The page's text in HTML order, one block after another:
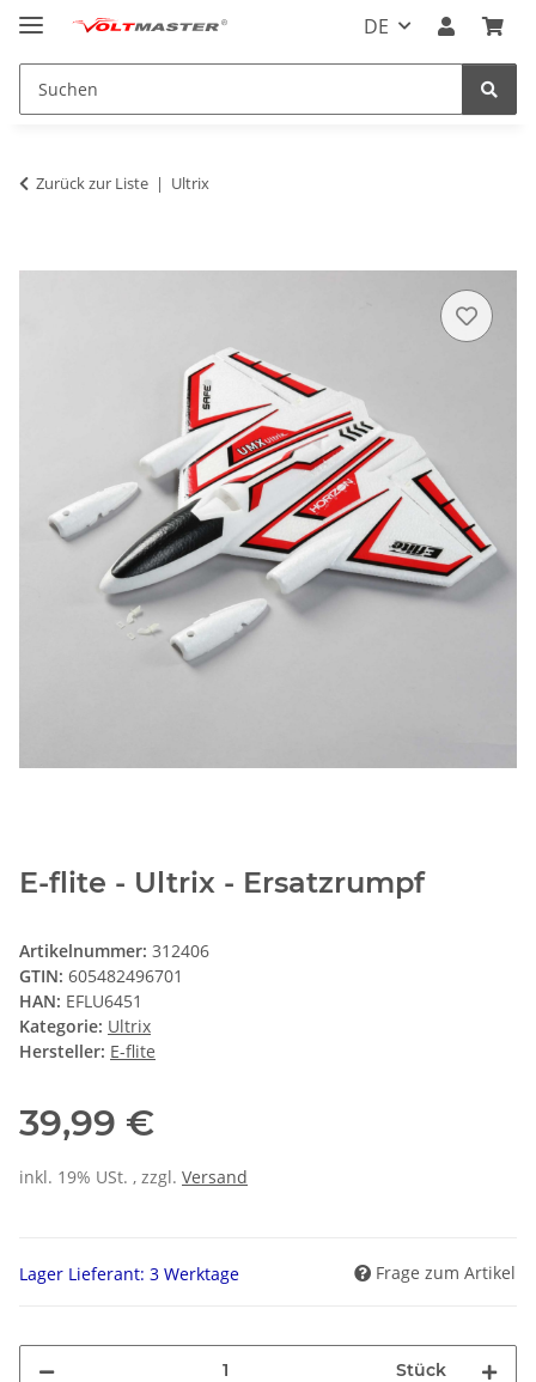
DE
Zurück zur Liste Ultrix
E-flite - Ultrix - Ersatzrumpf
Artikelnummer: 312406
GTIN: 605482496701
HAN: EFLU6451
Kategorie: Ultrix
Hersteller: E-flite
39,99 €
inkl. 19% USt. , zzgl. Versand
Lager Lieferant: 3 Werktage Frage zum Artikel
Stück